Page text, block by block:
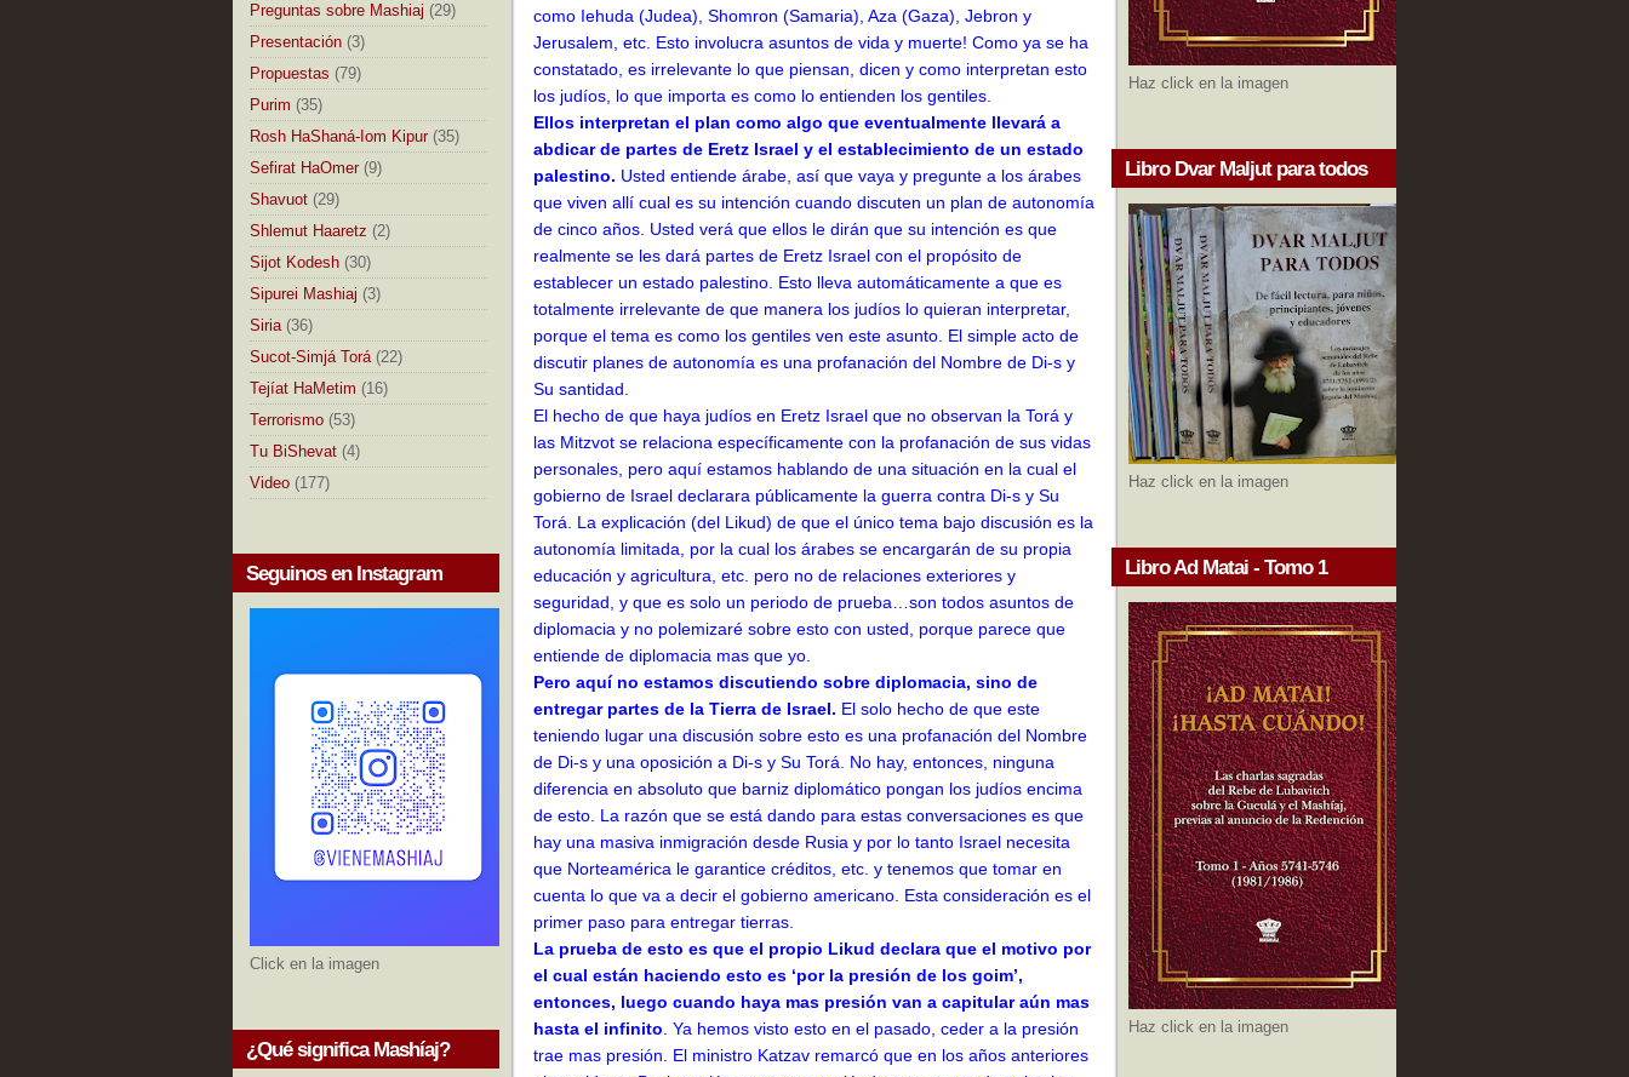
Preguntas sobre Mashiaj (29)
Presentación (3)
Propuestas (79)
Purim (35)
Rosh HaShaná-Iom Kipur (35)
Sefirat HaOmer (9)
Shavuot (29)
Shlemut Haaretz (2)
Sijot Kodesh (30)
Sipurei Mashiaj (3)
Siria (36)
Sucot-Simjá Torá (22)
Tejíat HaMetim (16)
Terrorismo (53)
Tu BiShevat (4)
Video (177)
Seguinos en Instagram
Click en la imagen
¿Qué significa Mashíaj?
como Iehuda (Judea), Shomron (Samaria), Aza (Gaza), Jebron y
Jerusalem, etc. Esto involucra asuntos de vida y muerte! Como ya se ha
constatado, es irrelevante lo que piensan, dicen y como interpretan esto
los judíos, lo que importa es como lo entienden los gentiles.
Ellos interpretan el plan como algo que eventualmente llevará a
abdicar de partes de Eretz Israel y el establecimiento de un estado
palestino. Usted entiende árabe, así que vaya y pregunte a los árabes
que viven allí cual es su intención cuando discuten un plan de autonomía
de cinco años. Usted verá que ellos le dirán que su intención es que
realmente se les dará partes de Eretz Israel con el propósito de
establecer un estado palestino. Esto lleva automáticamente a que es
totalmente irrelevante de que manera los judíos lo quieran interpretar,
porque el tema es como los gentiles ven este asunto. El simple acto de
discutir planes de autonomía es una profanación del Nombre de Di-s y
Su santidad.
El hecho de que haya judíos en Eretz Israel que no observan la Torá y
las Mitzvot se relaciona específicamente con la profanación de sus vidas
personales, pero aquí estamos hablando de una situación en la cual el
gobierno de Israel declarara públicamente la guerra contra Di-s y Su
Torá. La explicación (del Likud) de que el único tema bajo discusión es la
autonomía limitada, por la cual los árabes se encargarán de su propia
educación y agricultura, etc. pero no de relaciones exteriores y
seguridad, y que es solo un periodo de prueba…son todos asuntos de
diplomacia y no polemizaré sobre esto con usted, porque parece que
entiende de diplomacia mas que yo.
Pero aquí no estamos discutiendo sobre diplomacia, sino de
entregar partes de la Tierra de Israel. El solo hecho de que este
teniendo lugar una discusión sobre esto es una profanación del Nombre
de Di-s y una oposición a Di-s y Su Torá. No hay, entonces, ninguna
diferencia en absoluto que barniz diplomático pongan los judíos encima
de esto. La razón que se está dando para estas conversaciones es que
hay una masiva inmigración desde Rusia y por lo tanto Israel necesita
que Norteamérica le garantice créditos, etc. y tenemos que tomar en
cuenta lo que va a decir el gobierno americano. Esta consideración es el
primer paso para entregar tierras.
La prueba de esto es que el propio Likud declara que el motivo por
el cual están haciendo esto es ‘por la presión de los goim’,
entonces, luego cuando haya mas presión van a capitular aún mas
hasta el infinito . Ya hemos visto esto en el pasado, ceder a la presión
trae mas presión. El ministro Katzav remarcó que en los años anteriores
Haz click en la imagen
Libro Dvar Maljut para todos
Haz click en la imagen
Libro Ad Matai - Tomo 1
Haz click en la imagen